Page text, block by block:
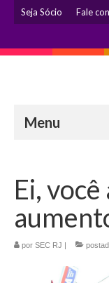
Seja Sócio Fale
Menu
Eleição
Histórico
Diretoria
Estatuto
Ei,
por SEC RJ |